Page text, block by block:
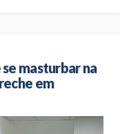
masturbar na
em